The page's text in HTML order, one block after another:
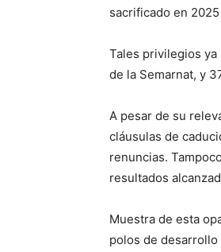
sacrificado en
Tales privilegios
de la Semarnat, y
A pesar de su
cláusulas de
renuncias.
resultados
Muestra de esta
polos de